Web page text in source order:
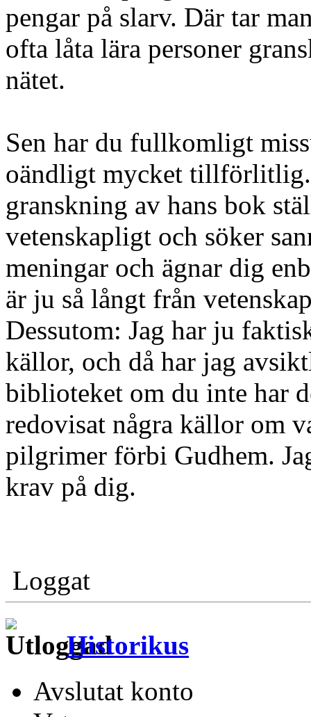
pengar på slarv. Där tar
ofta låta lära personer
nätet.
Sen har du fullkomligt
oändligt mycket
granskning av hans bok
vetenskapligt och söker
meningar och ägnar dig
är ju så långt från
Dessutom: Jag har ju
källor, och då har jag
biblioteket om du inte har
redovisat några källor om
pilgrimer förbi Gudhem.
krav på dig.
Loggat
Historikus
Avslutat konto